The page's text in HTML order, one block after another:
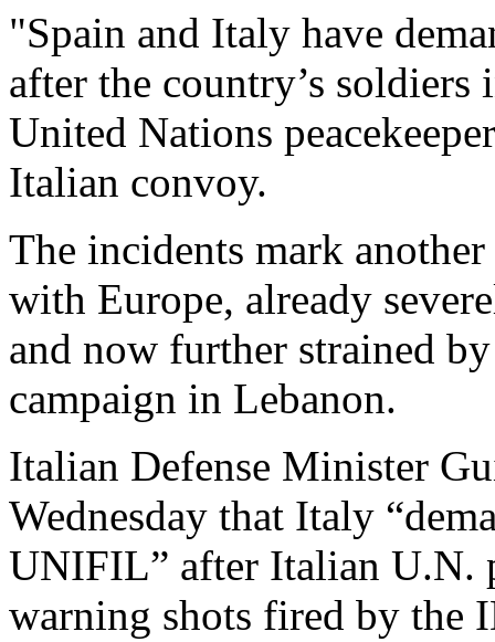
"Spain and Italy have
after the country’s soldiers
United Nations
Italian convoy.
The incidents mark
with Europe, already
and now further strained
campaign in Lebanon.
Italian Defense Minister
Wednesday that Italy
UNIFIL” after Italian U.N.
warning shots fired by the